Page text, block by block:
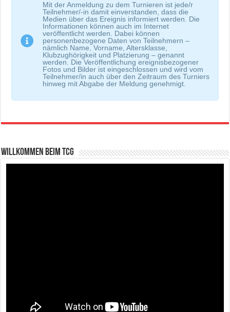
Mit der Anmeldung zu dem Turnieren ist jede/r
Teilnehmer/-in damit einverstanden, dass die
Medien über das Ereignis informiert werden. Die
Informationen können auch im Internet
veröffentlicht werden. Dabei können
personenbezogene Daten von Teilnehmern –
nämlich Name, Vorname, Altersklasse,
Klubzughörigkeit und Platzierung – genannt
werden. Die Veröffentlichung ereignisbezogener
Fotos und Bilder ist eingeschlossen und wird vom
Teilnehmer/in auch über den Zeitraum des Turniers
hinweg mit Abgabe der Meldung genehmigt.
Willkommen beim TCG